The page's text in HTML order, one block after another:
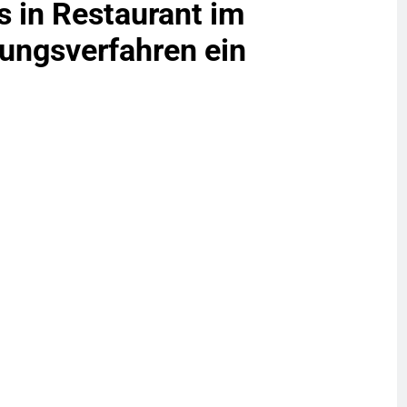
Kontrolle In Waidhaus Führt
Bundespolizei Stellt Auto
Weist Beschuldigten
2026
in Restaurant im
ein